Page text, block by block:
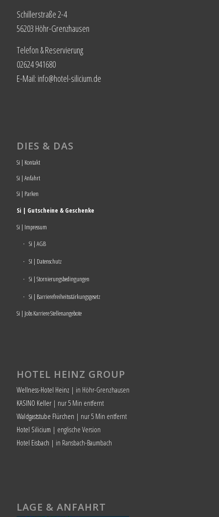
Schillerstraße 2-4
56203 Höhr-Grenzhausen
Telefon & Reservierung
02624 941680
E-Mail: info@hotel-silicium.de
DIES & DAS
Si | Kontakt
Si | Anfahrt
Si | Parken
Si | Gutscheine & Geschenke
Si | Impressum
Si | AGB
SI | Datenschutz
Si | Stornierungsbedingungen
Si | Barrierefreiheitsstärkungsgesetz
Si | Jobs Karriere Stellenangebote
HOTEL HEINZ GROUP
Wellness-Hotel Heinz | in Höhr-Grenzhausen
KASINO Keller| nur 5 Min entfernt
Waldgaststube Flürchen | nur 5 Min entfernt
Hotel Silicium | englische Version
Hotel Eisbach | in Ransbach-Baumbach
LAGE & ANFAHRT